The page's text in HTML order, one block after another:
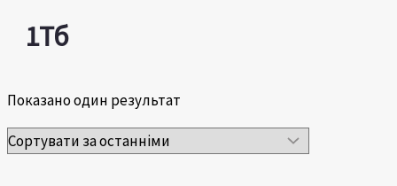
1Тб
Показано один результат